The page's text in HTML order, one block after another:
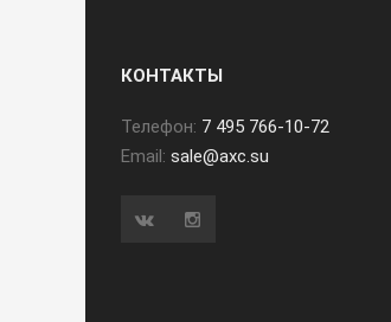
КОНТАКТЫ
Телефон: 7 495 766-10-72
Email: sale@axc.su